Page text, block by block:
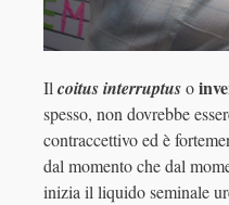
Ilcoitus interruptuso
spesso, non dovrebbe
contraccettivo ed è
dal momento che dal
inizia il liquido seminale